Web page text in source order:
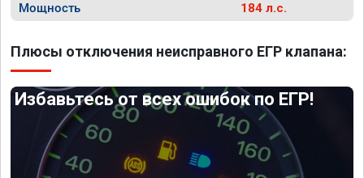
Мощность 184 л.с.
Плюсы отключения неисправного ЕГР клапана:
Избавьтесь от всех ошибок по ЕГР!